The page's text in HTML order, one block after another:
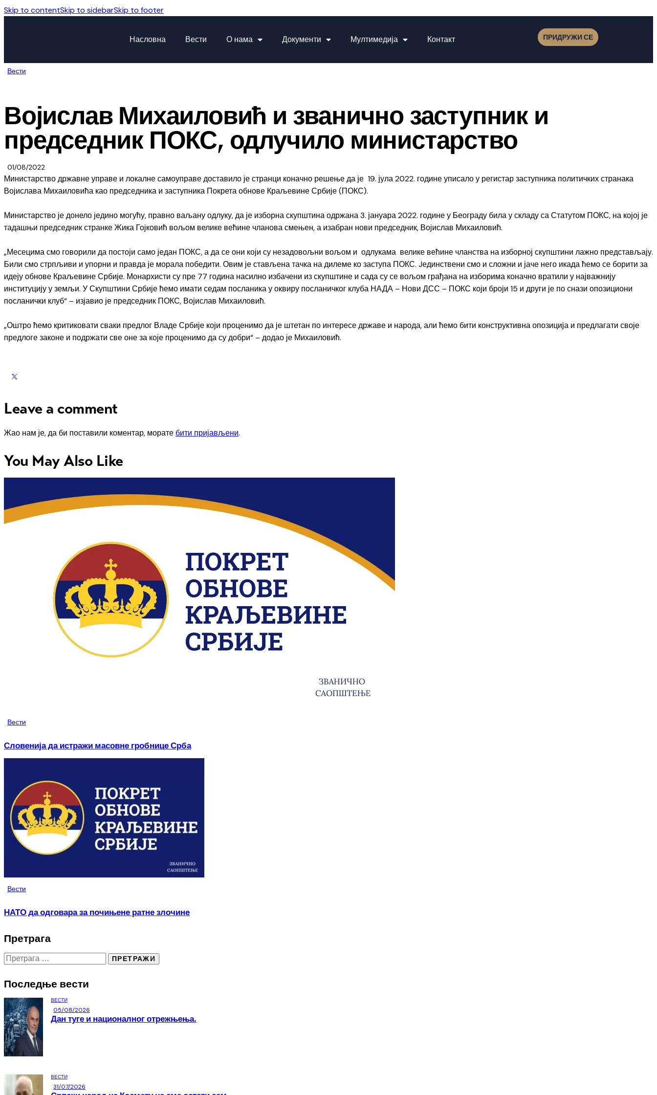
Skip to contentSkip to sidebarSkip to footer
Насловна Вести О нама Документи Мултимедија Контакт ПРИДРУЖИ СЕ
Вести
Војислав Михаиловић и званично заступник и
председник ПОКС, одлучило министарство
01/08/2022
Министарство државне управе и локалне самоуправе доставило је странци коначно решење да је 19. јула 2022. године уписало у регистар заступника политичких странака
Војислава Михаиловића као председника и заступника Покрета обнове Краљевине Србије (ПОКС).
Министарство је донело једино могућу, правно ваљану одлуку, да је изборна скупштина одржана 3. јануара 2022. године у Београду била у складу са Статутом ПОКС, на којој је
тадашњи председник странке Жика Гојковић вољом велике већине чланова смењен, а изабран нови председник, Војислав Михаиловић.
„Месецима смо говорили да постоји само један ПОКС, а да се они који су незадовољни вољом и одлукама велике већине чланства на изборној скупштини лажно представљају.
Били смо стрпљиви и упорни и правда је морала победити. Овим је стављена тачка на дилеме ко заступа ПОКС. Jединствени смо и сложни и јаче него икада ћемо се борити за
идеју обнове Краљевине Србије. Монархисти су пре 77 година насилно избачени из скупштине и сада су се вољом грађана на изборима коначно вратили у најважнију
институцију у земљи. У Скупштини Србије ћемо имати седам посланика у оквиру посланичког клуба НАДА – Нови ДСС – ПОКС који броји 15 и други је по снази опозициони
посланички клуб“ – изјавио је председник ПОКС, Војислав Михаиловић.
„Оштро ћемо критиковати сваки предлог Владе Србије који проценимо да је штетан по интересе државе и народа, али ћемо бити конструктивна опозиција и предлагати своје
предлоге законе и подржати све оне за које проценимо да су добри“ – додао је Михаиловић.
Leave a comment
Жао нам је, да би поставили коментар, морате бити пријављени.
You May Also Like
Вести
Словенија да истражи масовне гробнице Срба
Вести
НАТО да одговара за почињене ратне злочине
Претрага
Последње вести
ВЕСТИ
05/08/2026
Дан туге и националног отрежњења.
ВЕСТИ
31/07/2026